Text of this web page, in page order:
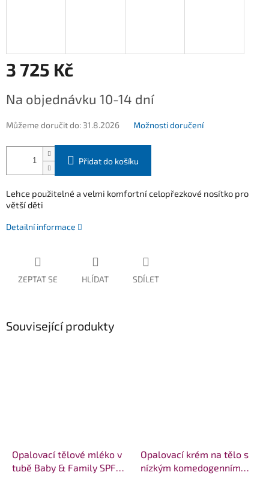
3 725 Kč
cena:
Na objednávku 10-14 dní
Můžeme doručit do: 31.8.2026 Možnosti doručení
Přidat do košíku
Lehce použitelné a velmi komfortní celopřezkové nosítko pro
větší děti
Detailní informace
ZEPTAT SE HLÍDAT SDÍLET
Související produkty
Opalovací tělové mléko v
tubě Baby & Family SPF
Opalovací krém na tělo s
nízkým komedogenním